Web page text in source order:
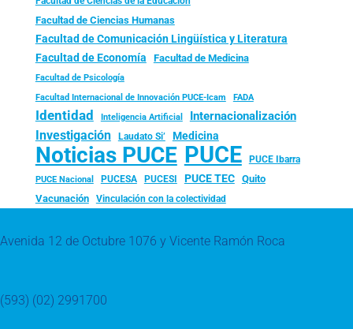
Facultad de Ciencias Humanas
Facultad de Comunicación Lingüística y Literatura
Facultad de Economía Facultad de Medicina
Facultad de Psicología
Facultad Internacional de Innovación PUCE-Icam FADA
Identidad Inteligencia Artificial Internacionalización
Investigación Laudato Si’ Medicina
Noticias PUCE PUCE PUCE Ibarra
PUCE Nacional PUCESA PUCESI PUCE TEC
Quito
Vacunación
Vinculación con la colectividad
Avenida 12 de Octubre 1076 y Vicente Ramón Roca
(593) (02) 2991700